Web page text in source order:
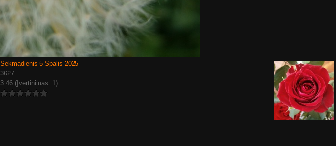
Sekmadienis 5 Spalis 2025
3627
3.46 (Įvertinimas: 1)